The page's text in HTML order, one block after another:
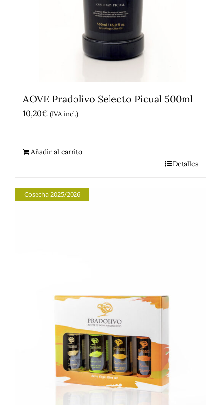
AOVE Pradolivo Selecto Picual 500ml
10,20€ (IVA incl.)
Añadir al carrito
Detalles
Cosecha 2025/2026